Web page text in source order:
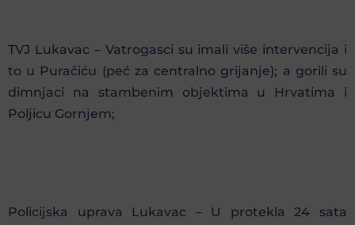
TVJ Lukavac – Vatrogasci su imali više intervencija i
to u Puračiću (peć za centralno grijanje); a gorili su
dimnjaci na stambenim objektima u Hrvatima i
Poljicu Gornjem;
Policijska uprava Lukavac – U protekla 24 sata